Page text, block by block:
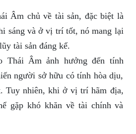
Âm chủ về tài sản, đặc biệt là
sáng và ở vị trí tốt, nó mang lại
tài sản đáng kể.
Thái Âm ảnh hưởng đến tính
người sở hữu có tính hòa dịu,
Tuy nhiên, khi ở vị trí hãm địa,
gặp khó khăn về tài chính và